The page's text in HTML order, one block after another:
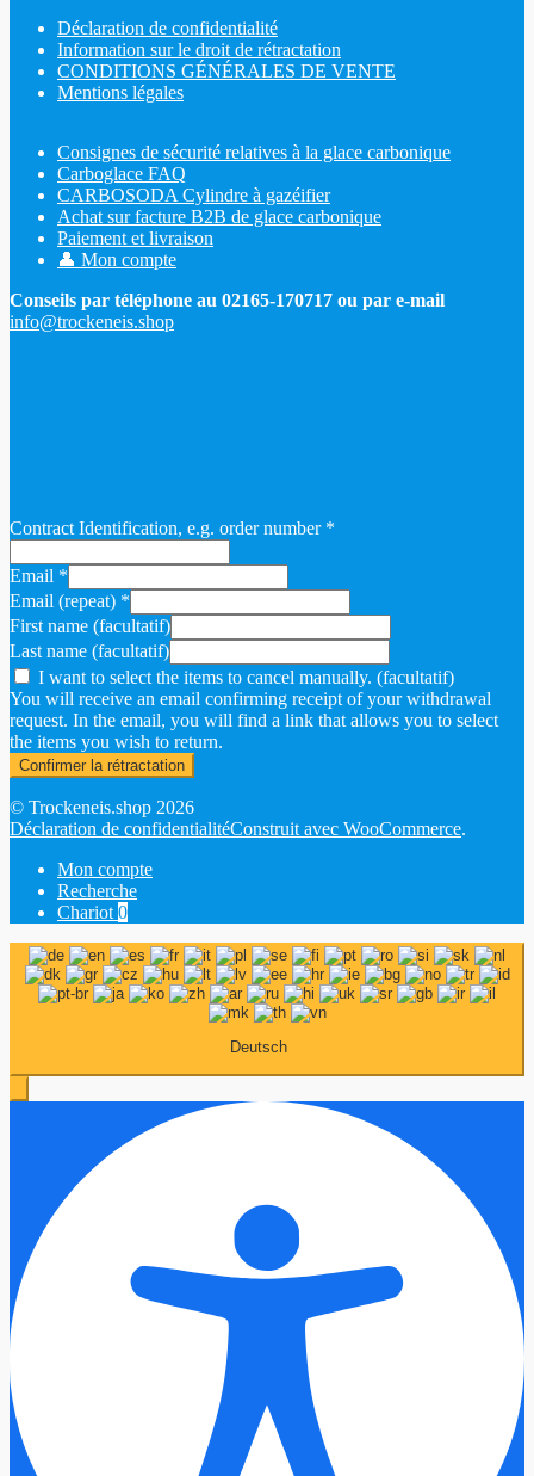
Déclaration de confidentialité
Information sur le droit de rétractation
CONDITIONS GÉNÉRALES DE VENTE
Mentions légales
Consignes de sécurité relatives à la glace carbonique
Carboglace FAQ
CARBOSODA Cylindre à gazéifier
Achat sur facture B2B de glace carbonique
Paiement et livraison
👤 Mon compte
Conseils par téléphone au 02165-170717 ou par e-mail
info@trockeneis.shop
Contract Identification, e.g. order number *
Email *
Email (repeat) *
First name (facultatif)
Last name (facultatif)
I want to select the items to cancel manually. (facultatif)
You will receive an email confirming receipt of your withdrawal
request. In the email, you will find a link that allows you to select
the items you wish to return.
Confirmer la rétractation
© Trockeneis.shop 2026
Déclaration de confidentialitéConstruit avec WooCommerce.
Mon compte
Recherche
Chariot 0
Deutsch